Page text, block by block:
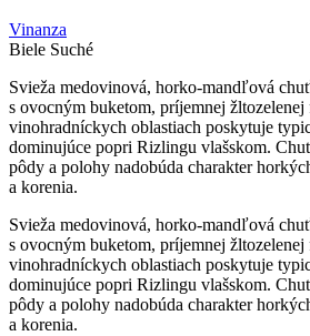
Vinanza
Biele Suché
Svieža medovinová, horko-mandľová
s ovocným buketom, príjemnej
vinohradníckych oblastiach poskytuje
dominujúce popri Rizlingu vlašskom.
pôdy a polohy nadobúda charakter
a korenia.
Svieža medovinová, horko-mandľová
s ovocným buketom, príjemnej
vinohradníckych oblastiach poskytuje
dominujúce popri Rizlingu vlašskom.
pôdy a polohy nadobúda charakter
a korenia.